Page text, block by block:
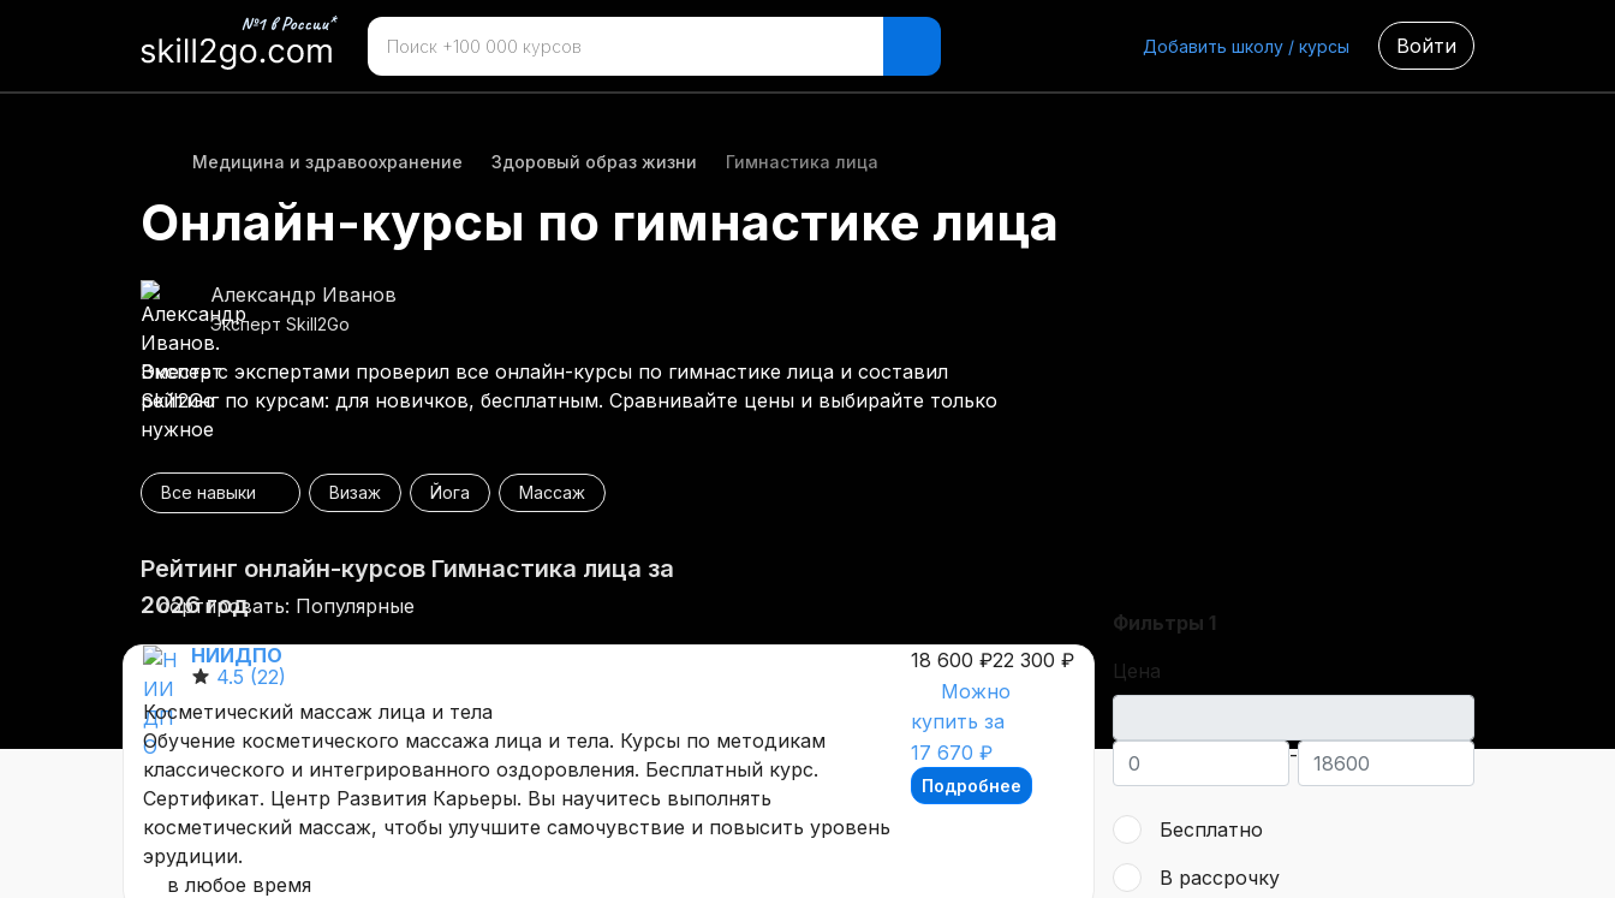
Добавить школу / курсы Войти
Медицина и здравоохранение Здоровый образ жизни Гимнастика лица
Онлайн-курсы по гимнастике лица
Александр Иванов
Эксперт Skill2Go
Вместе с экспертами проверил все онлайн-курсы по гимнастике лица и составил
рейтинг по курсам: для новичков, бесплатным. Сравнивайте цены и выбирайте только
нужное
Все навыки Визаж Йога Массаж
Рейтинг онлайн-курсов Гимнастика лица за
2026 год
сортировать: Популярные
НИИДПО
4.5 (22)
Косметический массаж лица и тела
Обучение косметического массажа лица и тела. Курсы по методикам
классического и интегрированного оздоровления. Бесплатный курс.
Сертификат. Центр Развития Карьеры. Вы научитесь выполнять
косметический массаж, чтобы улучшите самочувствие и повысить уровень
эрудиции.
в любое время
18 600 ₽22 300 ₽
Можно
купить за
17 670 ₽
Подробнее
Фильтры 1
Цена
-
Бесплатно
В рассрочку